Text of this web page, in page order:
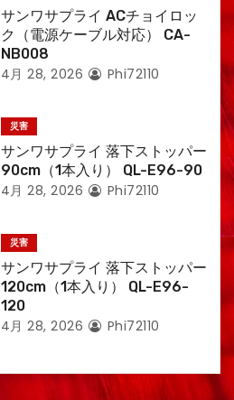
サンワサプライ ACチョイロッ
ク（電源ケーブル対応） CA-
NB008
4月 28, 2026 Phi72110
災害
サンワサプライ 落下ストッパー
90cm（1本入り） QL-E96-90
4月 28, 2026 Phi72110
災害
サンワサプライ 落下ストッパー
120cm（1本入り） QL-E96-
120
4月 28, 2026 Phi72110